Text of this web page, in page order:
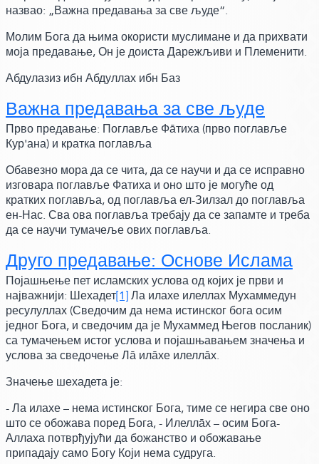
назвао: „Важна предавања за све људе“.
Молим Бога да њима окористи муслимане и да прихвати
моја предавање, Он је доиста Дарежљиви и Племенити.
Абдулазиз ибн Абдуллах ибн Баз
Важна предавања за све људе
Прво предавање: Поглавље Фāтиха(прво поглавље
Кур'ана)и кратка поглавља
Обавезно мора да се чита, да се научи и да се исправно
изговара поглавље Фатиха и оно што је могуће од
кратких поглавља, од поглавља ел-Зилзал до поглавља
ен-Нас. Сва ова поглавља требају да се запамте и треба
да се научи тумачеље ових поглавља.
Друго предавање: Основе Ислама
Појашњење пет исламских услова од којих је први и
најважнији: Шехадет[1]Ла илахе илеллах Мухаммедун
ресулуллах(Сведочим да нема истинског бога осим
једног Бога, и сведочим да је Мухаммед Његов посланик)
са тумачењем истог услова и појашњавањем значења и
услова за сведочење Лā илāхе илеллāх.
Значење шехадета је:
- Ла илахе – нема истинског Бога, тиме се негира све оно
што се обожава поред Бога, - Илеллāх – осим Бога-
Аллаха потврђујући да божанство и обожавање
припадају само Богу Који нема судруга.